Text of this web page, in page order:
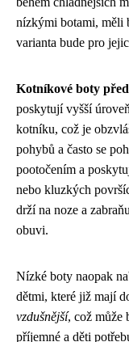
nízkými botami, měli
varianta bude pro
Kotníkové boty
poskytují vyšší
kotníku, což je
pohybů a často se
pootočením a
nebo kluzkých
drží na noze a
obuvi.
Nízké boty naopak
dětmi, které již mají
vzdušnější, což může
příjemné a děti